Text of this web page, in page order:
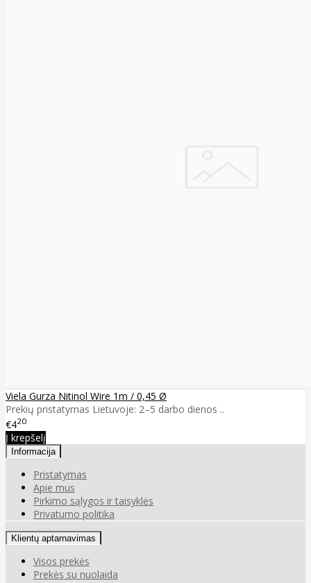
Viela Gurza Nitinol Wire 1m / 0,45 Ø
Prekių pristatymas Lietuvoje: 2–5 darbo dienos ..
€420
Į krepšelį
Informacija
Pristatymas
Apie mus
Pirkimo sąlygos ir taisyklės
Privatumo politika
Klientų aptarnavimas
Visos prekės
Prekės su nuolaida